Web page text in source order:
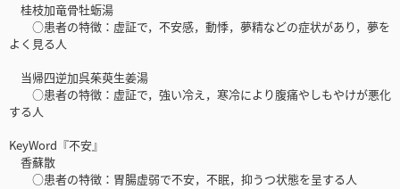
桂枝加竜骨牡蛎湯
○患者の特徴：虚証で，不安感，動悸，夢精などの症状があり，夢を
よく見る人
当帰四逆加呉茱萸生姜湯
○患者の特徴：虚証で，強い冷え，寒冷により腹痛やしもやけが悪化
する人
KeyWord『不安』
香蘇散
○患者の特徴：胃腸虚弱で不安，不眠，抑うつ状態を呈する人